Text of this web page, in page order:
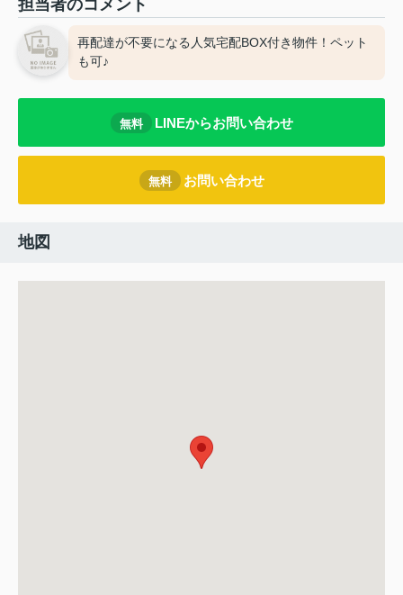
担当者のコメント
再配達が不要になる人気宅配BOX付き物件！ペット
も可♪
無料 LINEからお問い合わせ
無料 お問い合わせ
地図